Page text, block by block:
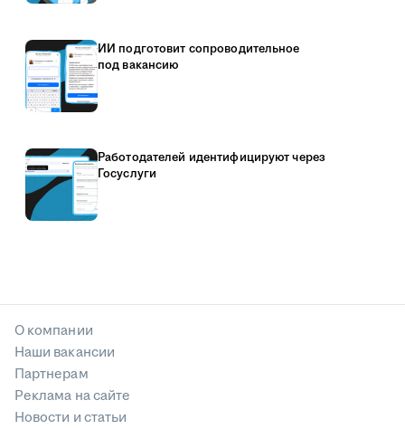
ИИ подготовит сопроводительное
под вакансию
Работодателей идентифицируют через
Госуслуги
О компании
Наши вакансии
Партнерам
Реклама на сайте
Новости и статьи